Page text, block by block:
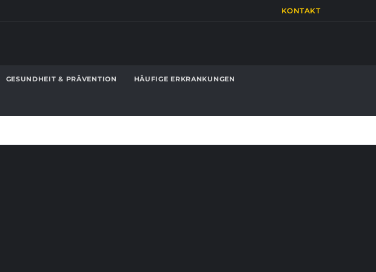
KONTAKT
GESUNDHEIT & PRÄVENTION HÄUFIGE ERKRANKUNGEN